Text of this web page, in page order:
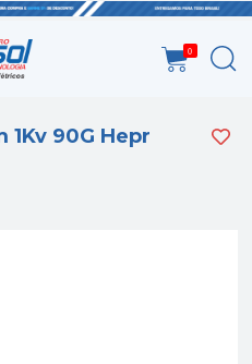
0
1Kv 90G Hepr